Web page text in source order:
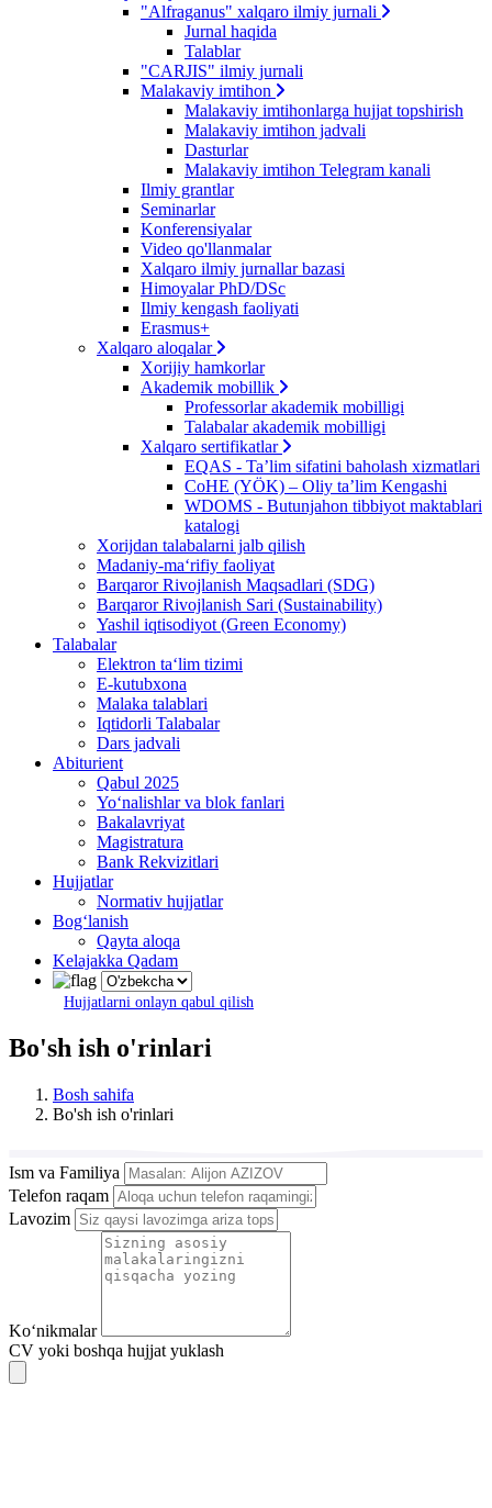
"Alfraganus" xalqaro ilmiy jurnali
Jurnal haqida
Talablar
"CARJIS" ilmiy jurnali
Malakaviy imtihon
Malakaviy imtihonlarga hujjat topshirish
Malakaviy imtihon jadvali
Dasturlar
Malakaviy imtihon Telegram kanali
Ilmiy grantlar
Seminarlar
Konferensiyalar
Video qo'llanmalar
Xalqaro ilmiy jurnallar bazasi
Himoyalar PhD/DSc
Ilmiy kengash faoliyati
Erasmus+
Xalqaro aloqalar
Xorijiy hamkorlar
Akademik mobillik
Professorlar akademik mobilligi
Talabalar akademik mobilligi
Xalqaro sertifikatlar
EQAS - Ta’lim sifatini baholash xizmatlari
CoHE (YÖK) – Oliy ta’lim Kengashi
WDOMS - Butunjahon tibbiyot maktablari
katalogi
Xorijdan talabalarni jalb qilish
Madaniy-ma‘rifiy faoliyat
Barqaror Rivojlanish Maqsadlari (SDG)
Barqaror Rivojlanish Sari (Sustainability)
Yashil iqtisodiyot (Green Economy)
Talabalar
Elektron ta‘lim tizimi
E-kutubxona
Malaka talablari
Iqtidorli Talabalar
Dars jadvali
Abiturient
Qabul 2025
Yo‘nalishlar va blok fanlari
Bakalavriyat
Magistratura
Bank Rekvizitlari
Hujjatlar
Normativ hujjatlar
Bog‘lanish
Qayta aloqa
Kelajakka Qadam
Hujjatlarni onlayn qabul qilish
Bo'sh ish o'rinlari
Bosh sahifa
Bo'sh ish o'rinlari
Ism va Familiya
Telefon raqam
Lavozim
Ko‘nikmalar
CV yoki boshqa hujjat yuklash